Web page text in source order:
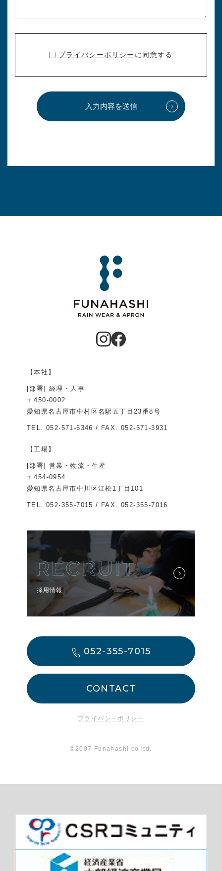
プライバシーポリシー に同意する
入力内容を送信
【本社】
[部署] 経理・人事
〒450-0002
愛知県名古屋市中村区名駅五丁目23番8号
TEL. 052-571-6346 / FAX. 052-571-3931
【工場】
[部署] 営業・物流・生産
〒454-0954
愛知県名古屋市中川区江松1丁目101
TEL. 052-355-7015 / FAX. 052-355-7016
採用情報
052-355-7015
CONTACT
プライバシーポリシー
©2007 Funahashi co ltd.